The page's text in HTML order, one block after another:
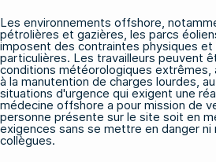
Les environnements offshore,
pétrolières et gazières, les parcs
imposent des contraintes physiques et
particulières. Les travailleurs peuvent
conditions météorologiques extrêmes,
à la manutention de charges lourdes,
situations d'urgence qui exigent une
médecine offshore a pour mission de
personne présente sur le site soit en
exigences sans se mettre en danger
collègues.